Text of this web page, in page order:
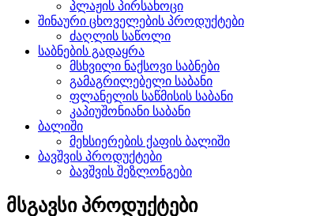
პლაჟის პირსახოცი
შინაური ცხოველების პროდუქტები
ძაღლის საწოლი
საბნების გადაყრა
მსხვილი ნაქსოვი საბნები
გამაგრილებელი საბანი
ფლანელის საწმისის საბანი
კაპიუშონიანი საბანი
ბალიში
მეხსიერების ქაფის ბალიში
ბავშვის პროდუქტები
ბავშვის შეზლონგები
მსგავსი პროდუქტები